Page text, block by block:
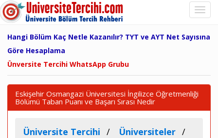
Hangi Bölüm Kaç Netle Kazanılır? TYT ve AYT Net Sayısına
Göre Hesaplama
Ünversite Tercihi WhatsApp Grubu
Eskişehir Osmangazi Üniversitesi İngilizce Öğretmenliği
Bölümü Taban Puanı ve Başarı Sırası Nedir
Üniversite Tercihi
Üniversiteler